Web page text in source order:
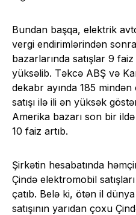
Bundan başqa, elektrik
vergi endirimlərindən
bazarlarında satışlar 9
yüksəlib. Təkcə ABŞ və
dekabr ayında 185
satışı ilə ili ən yüksək
Amerika bazarı son bir
10 faiz artıb.
Şirkətin hesabatında
Çində elektromobil
çatıb. Belə ki, ötən il
satışının yarıdan çoxu